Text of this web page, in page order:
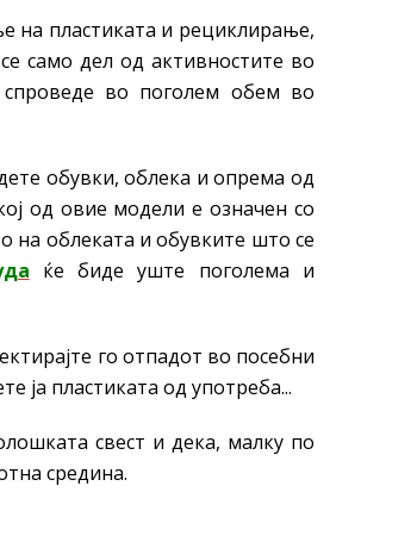
на пластиката и рециклирање,
само дел од активностите во
во поголем обем во
обувки, облека и опрема од
од овие модели е означен со
на облеката и обувките што се
ќе биде уште поголема и
го отпадот во посебни
ја пластиката од употреба...
свест и дека, малку по
средина.